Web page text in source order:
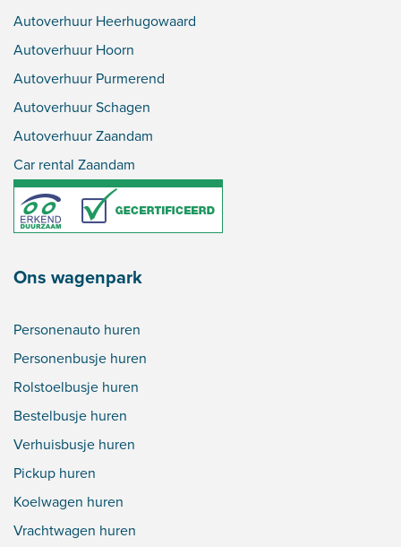
Autoverhuur Heerhugowaard
Autoverhuur Hoorn
Autoverhuur Purmerend
Autoverhuur Schagen
Autoverhuur Zaandam
Car rental Zaandam
Ons wagenpark
Personenauto huren
Personenbusje huren
Rolstoelbusje huren
Bestelbusje huren
Verhuisbusje huren
Pickup huren
Koelwagen huren
Vrachtwagen huren